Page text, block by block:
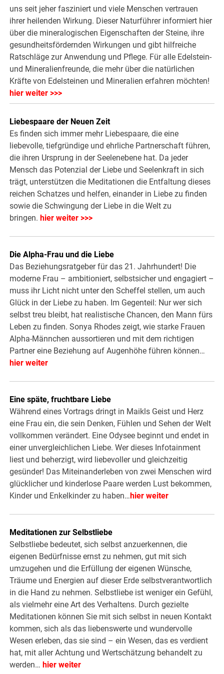
uns seit jeher fasziniert und viele Menschen vertrauen
ihrer heilenden Wirkung. Dieser Naturführer informiert hier
über die mineralogischen Eigenschaften der Steine, ihre
gesundheitsfördernden Wirkungen und gibt hilfreiche
Ratschläge zur Anwendung und Pflege. Für alle Edelstein-
und Mineralienfreunde, die mehr über die natürlichen
Kräfte von Edelsteinen und Mineralien erfahren möchten!
hier weiter >>>
Liebespaare der Neuen Zeit
Es finden sich immer mehr Liebespaare, die eine
liebevolle, tiefgründige und ehrliche Partnerschaft führen,
die ihren Ursprung in der Seelenebene hat. Da jeder
Mensch das Potenzial der Liebe und Seelenkraft in sich
trägt, unterstützen die Meditationen die Entfaltung dieses
reichen Schatzes und helfen, einander in Liebe zu finden
sowie die Schwingung der Liebe in die Welt zu
bringen. hier weiter >>>
Die Alpha-Frau und die Liebe
Das Beziehungsratgeber für das 21. Jahrhundert! Die
moderne Frau – ambitioniert, selbstsicher und engagiert –
muss ihr Licht nicht unter den Scheffel stellen, um auch
Glück in der Liebe zu haben. Im Gegenteil: Nur wer sich
selbst treu bleibt, hat realistische Chancen, den Mann fürs
Leben zu finden. Sonya Rhodes zeigt, wie starke Frauen
Alpha-Männchen aussortieren und mit dem richtigen
Partner eine Beziehung auf Augenhöhe führen können…
hier weiter
Eine späte, fruchtbare Liebe
Während eines Vortrags dringt in Maikls Geist und Herz
eine Frau ein, die sein Denken, Fühlen und Sehen der Welt
vollkommen verändert. Eine Odysee beginnt und endet in
einer unvergleichlichen Liebe. Wer dieses Infotainment
liest und beherzigt, wird liebevoller und gleichzeitig
gesünder! Das Miteinanderleben von zwei Menschen wird
glücklicher und kinderlose Paare werden Lust bekommen,
Kinder und Enkelkinder zu haben… hier weiter
Meditationen zur Selbstliebe
Selbstliebe bedeutet, sich selbst anzuerkennen, die
eigenen Bedürfnisse ernst zu nehmen, gut mit sich
umzugehen und die Erfüllung der eigenen Wünsche,
Träume und Energien auf dieser Erde selbstverantwortlich
in die Hand zu nehmen. Selbstliebe ist weniger ein Gefühl,
als vielmehr eine Art des Verhaltens. Durch gezielte
Meditationen können Sie mit sich selbst in neuen Kontakt
kommen, sich als das liebenswerte und wundervolle
Wesen erleben, das sie sind – ein Wesen, das es verdient
hat, mit aller Achtung und Wertschätzung behandelt zu
werden… hier weiter